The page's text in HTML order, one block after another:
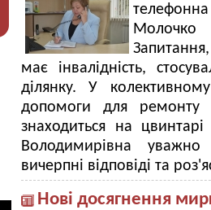
телефонна
має інвалідність,
ділянку. У
допомоги для ремонту
знаходиться на
Володимирівна
вичерпні відповіді та
Нові досягнення